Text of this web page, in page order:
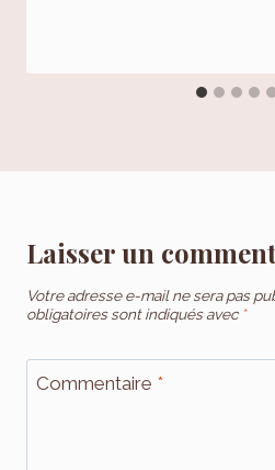
Laisser un
Votre adresse e-mail ne sera pas
obligatoires sont indiqués avec *
Commentaire *